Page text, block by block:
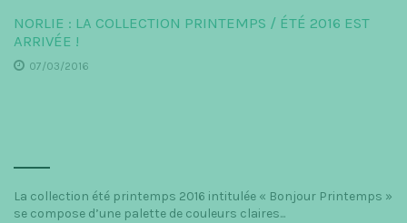
NORLIE : LA COLLECTION PRINTEMPS / ÉTÉ 2016 EST
ARRIVÉE !
07/03/2016
La collection été printemps 2016 intitulée « Bonjour Printemps »
se compose d’une palette de couleurs claires...